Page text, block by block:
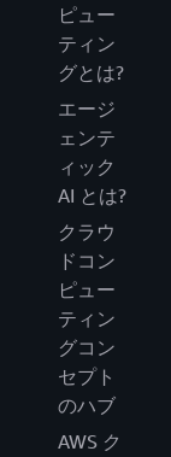
ピュー
ティン
グとは?
エージ
ェンテ
ィック
AI とは?
クラウ
ドコン
ピュー
ティン
グコン
セプト
のハブ
AWS ク